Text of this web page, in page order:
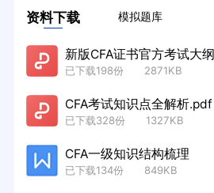
资料下载 模拟题库
新版CFA证书官方考试大纲
已下载198份 2871KB
CFA考试知识点全解析.pdf
已下载328份 1327KB
CFA一级知识结构梳理
已下载134份 849KB